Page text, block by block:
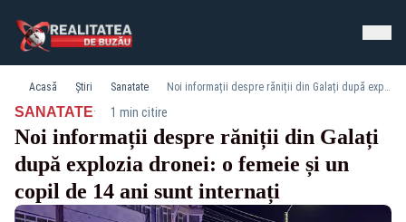
Acasă Știri Sanatate Noi informații despre răniții din Galați după explozia dronei: o femeie și un copil de 14 ani sunt internați
SANATATE· 1 min citire
Noi informații despre răniții din Galați
după explozia dronei: o femeie și un
copil de 14 ani sunt internați